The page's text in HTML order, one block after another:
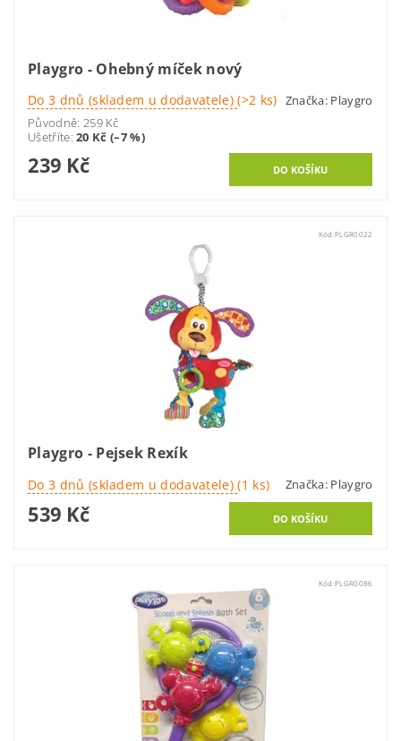
Playgro - Ohebný míček nový
Do 3 dnů (skladem u dodavatele)(>2 ks) Značka: Playgro
Původně: 259 Kč
Ušetříte:20 Kč (–7 %)
239 Kč
Kód:PLGR0022
Playgro - Pejsek Rexík
Do 3 dnů (skladem u dodavatele)(1 ks) Značka: Playgro
539 Kč
Kód: PLGR0086